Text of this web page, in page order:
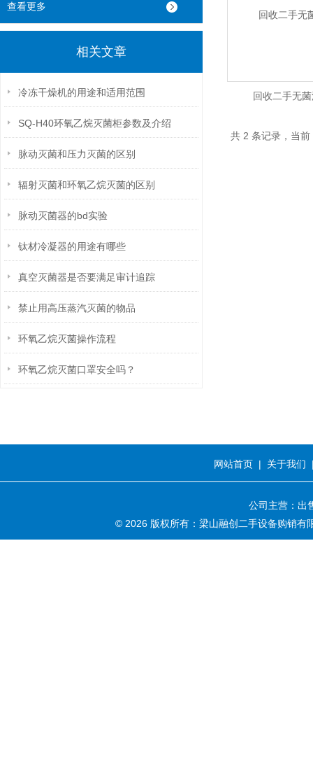
查看更多
相关文章
冷冻干燥机的用途和适用范围
SQ-H40环氧乙烷灭菌柜参数及介绍
脉动灭菌和压力灭菌的区别
辐射灭菌和环氧乙烷灭菌的区别
脉动灭菌器的bd实验
钛材冷凝器的用途有哪些
真空灭菌器是否要满足审计追踪
禁止用高压蒸汽灭菌的物品
环氧乙烷灭菌操作流程
环氧乙烷灭菌口罩安全吗？
回收二手无
共 2 条记录，当
网站首页 | 关于我们
公司主营：出
© 2026 版权所有：梁山融创二手设备购销